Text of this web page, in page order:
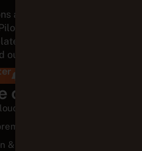
aux équipes autonomes
tout le cycle de vie
modulaire et
ou on-premises.
offre
& Conseil